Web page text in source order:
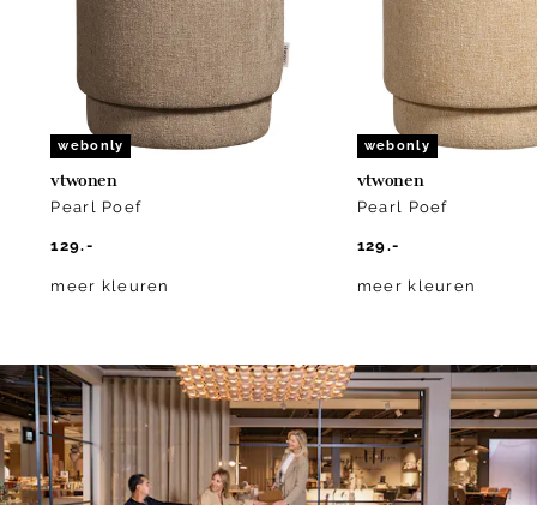
webonly
vtwonen
Pearl Poef
129.-
meer kleuren
webonly
vtwonen
Pearl Poef
129.-
meer kleuren